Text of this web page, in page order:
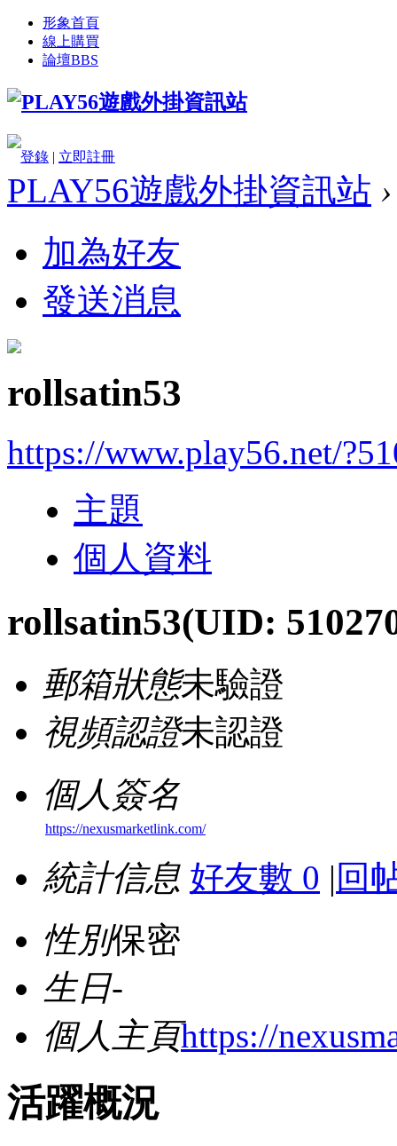
形象首頁
線上購買
論壇BBS
登錄 | 立即註冊
PLAY56遊戲外掛資訊站 ›
加為好友
發送消息
rollsatin53
https://www.play56.net/
主題
個人資料
rollsatin53(UID:
郵箱狀態未驗證
視頻認證未認證
個人簽名
https://nexusmarketlink.com/
統計信息 好友數 0 | 回
性別保密
生日-
個人主頁https://
活躍概況